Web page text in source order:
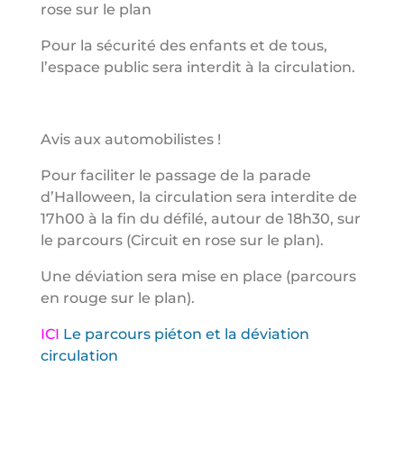
rose sur le plan
Pour la sécurité des enfants et de tous,
l’espace public sera interdit à la circulation.
Avis aux automobilistes !
Pour faciliter le passage de la parade
d’Halloween, la circulation sera interdite de
17h00 à la fin du défilé, autour de 18h30, sur
le parcours (Circuit en rose sur le plan).
Une déviation sera mise en place (parcours
en rouge sur le plan).
ICI Le parcours piéton et la déviation
circulation